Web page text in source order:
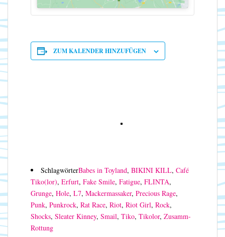
ZUM KALENDER HINZUFÜGEN
SchlagwörterBabes in Toyland, BIKINI KILL, Café
Tiko(lor), Erfurt, Fake Smile, Fatigue, FLINTA,
Grunge, Hole, L7, Mackermassaker, Precious Rage,
Punk, Punkrock, Rat Race, Riot, Riot Girl, Rock,
Shocks, Sleater Kinney, Smail, Tiko, Tikolor, Zusamm-
Rottung